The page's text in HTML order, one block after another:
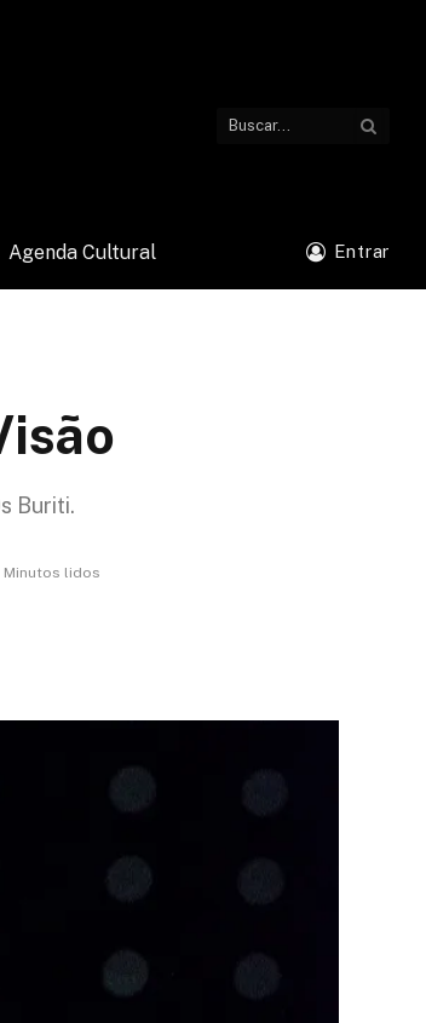
Agenda Cultural Entrar
Buriti.
Minutos lidos